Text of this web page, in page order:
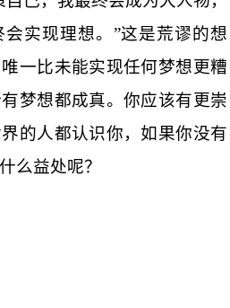
实现理想。”这是荒谬的想
一比未能实现任何梦想更糟
梦想都成真。你应该有更崇
的人都认识你，如果你没有
么益处呢？